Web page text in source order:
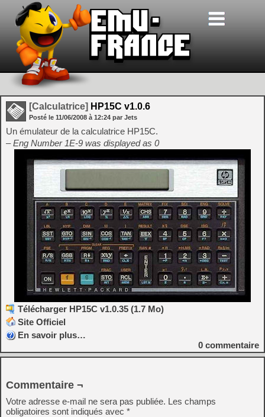
[Calculatrice] HP15C v1.0.6
Posté le 11/06/2008 à 12:24 par Jets
Un émulateur de la calculatrice HP15C.
– Eng Number 1E-9 was displayed as 0
Télécharger HP15C v1.0.35 (1.7 Mo)
Site Officiel
En savoir plus…
0 commentaire
Commentaire ¬
Votre adresse e-mail ne sera pas publiée. Les champs
obligatoires sont indiqués avec *